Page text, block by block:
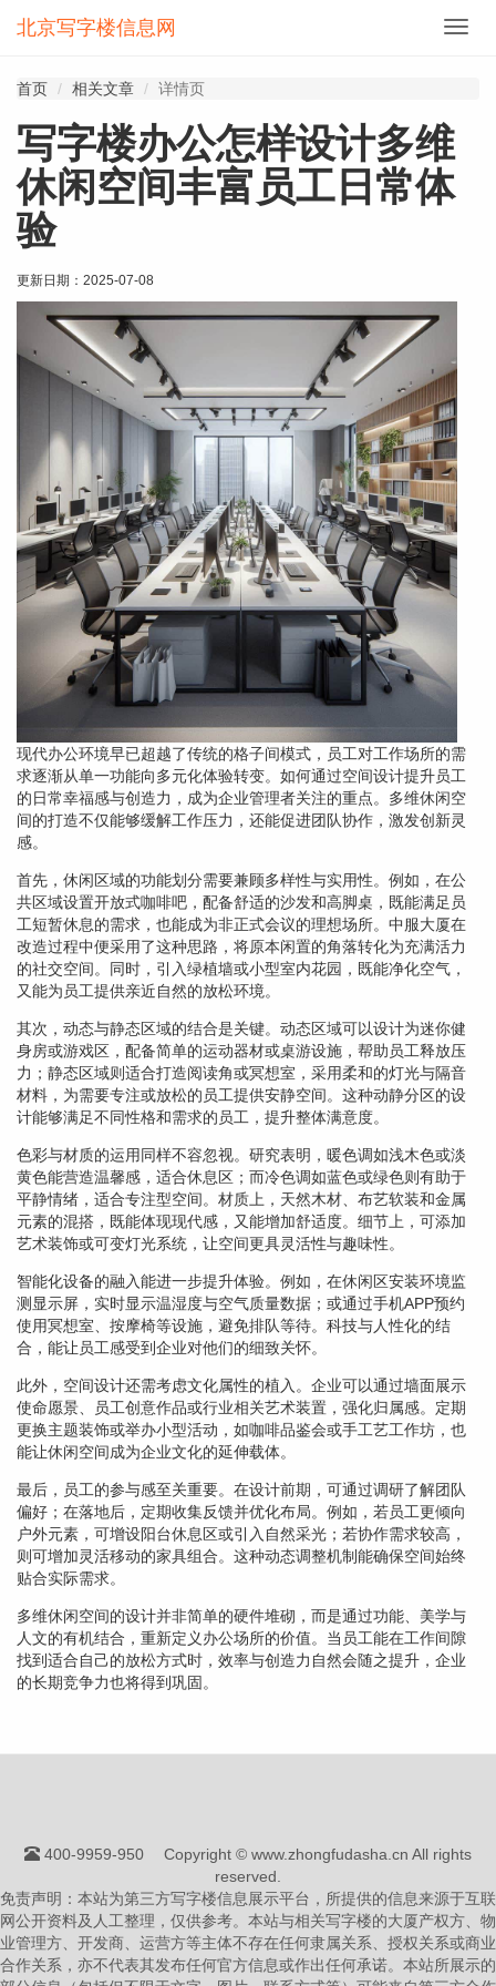
切
北京写字楼信息网
首页 相关文章 详情页
写字楼办公怎样设计多维
休闲空间丰富员工日常体
验
更新日期： 2025-07-08
现代办公环境早已超越了传统的格子间模式，员工对工作场所的需
求逐渐从单一功能向多元化体验转变。如何通过空间设计提升员工
的日常幸福感与创造力，成为企业管理者关注的重点。多维休闲空
间的打造不仅能够缓解工作压力，还能促进团队协作，激发创新灵
感。
首先，休闲区域的功能划分需要兼顾多样性与实用性。例如，在公
共区域设置开放式咖啡吧，配备舒适的沙发和高脚桌，既能满足员
工短暂休息的需求，也能成为非正式会议的理想场所。中服大厦在
改造过程中便采用了这种思路，将原本闲置的角落转化为充满活力
的社交空间。同时，引入绿植墙或小型室内花园，既能净化空气，
又能为员工提供亲近自然的放松环境。
其次，动态与静态区域的结合是关键。动态区域可以设计为迷你健
身房或游戏区，配备简单的运动器材或桌游设施，帮助员工释放压
力；静态区域则适合打造阅读角或冥想室，采用柔和的灯光与隔音
材料，为需要专注或放松的员工提供安静空间。这种动静分区的设
计能够满足不同性格和需求的员工，提升整体满意度。
色彩与材质的运用同样不容忽视。研究表明，暖色调如浅木色或淡
黄色能营造温馨感，适合休息区；而冷色调如蓝色或绿色则有助于
平静情绪，适合专注型空间。材质上，天然木材、布艺软装和金属
元素的混搭，既能体现现代感，又能增加舒适度。细节上，可添加
艺术装饰或可变灯光系统，让空间更具灵活性与趣味性。
智能化设备的融入能进一步提升体验。例如，在休闲区安装环境监
测显示屏，实时显示温湿度与空气质量数据；或通过手机APP预约
使用冥想室、按摩椅等设施，避免排队等待。科技与人性化的结
合，能让员工感受到企业对他们的细致关怀。
此外，空间设计还需考虑文化属性的植入。企业可以通过墙面展示
使命愿景、员工创意作品或行业相关艺术装置，强化归属感。定期
更换主题装饰或举办小型活动，如咖啡品鉴会或手工艺工作坊，也
能让休闲空间成为企业文化的延伸载体。
最后，员工的参与感至关重要。在设计前期，可通过调研了解团队
偏好；在落地后，定期收集反馈并优化布局。例如，若员工更倾向
户外元素，可增设阳台休息区或引入自然采光；若协作需求较高，
则可增加灵活移动的家具组合。这种动态调整机制能确保空间始终
贴合实际需求。
多维休闲空间的设计并非简单的硬件堆砌，而是通过功能、美学与
人文的有机结合，重新定义办公场所的价值。当员工能在工作间隙
找到适合自己的放松方式时，效率与创造力自然会随之提升，企业
的长期竞争力也将得到巩固。
400-9959-950
Copyright © www.zhongfudasha.cn All rights
reserved.
免责声明：本站为第三方写字楼信息展示平台，所提供的信息来源于互联
网公开资料及人工整理，仅供参考。本站与相关写字楼的大厦产权方、物
业管理方、开发商、运营方等主体不存在任何隶属关系、授权关系或商业
合作关系，亦不代表其发布任何官方信息或作出任何承诺。本站所展示的